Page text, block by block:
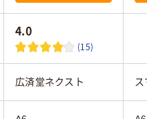
4.0
(15)
広済堂ネクスト